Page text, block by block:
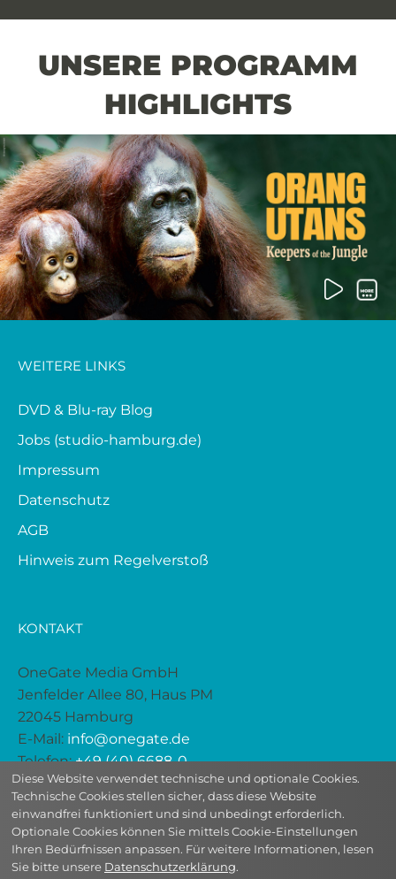
UNSERE PROGRAMM
HIGHLIGHTS
WEITERE LINKS
DVD & Blu-ray Blog
Jobs (studio-hamburg.de)
Impressum
Datenschutz
AGB
Hinweis zum Regelverstoß
KONTAKT
OneGate Media GmbH
Jenfelder Allee 80, Haus PM
22045 Hamburg
E-Mail: info@onegate.de
Telefon:+49 (40) 6688-0
Diese Website verwendet technische und optionale Cookies.
Technische Cookies stellen sicher, dass diese Website
einwandfrei funktioniert und sind unbedingt erforderlich.
Optionale Cookies können Sie mittels Cookie-Einstellungen
Ihren Bedürfnissen anpassen. Für weitere Informationen, lesen
Sie bitte unsere Datenschutzerklärung.